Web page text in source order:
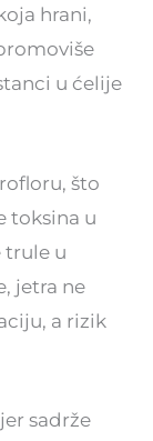
hrani,
u ćelije
što
toksina u
trule u
jetra ne
a rizik
sadrže